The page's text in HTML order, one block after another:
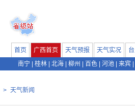
首页 广西首页 天气预报 天气实况
南宁
桂林 北海 柳州 百色 河池 来宾
> 天气新闻